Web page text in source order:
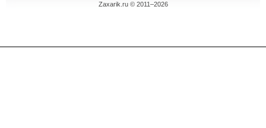
Zaxarik.ru © 2011–2026